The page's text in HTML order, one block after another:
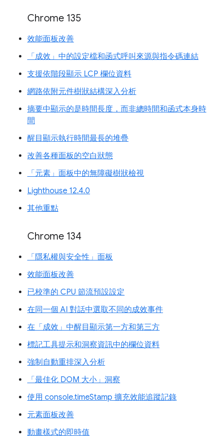
Chrome 135
效能面板改善
「成效」中的設定檔和函式呼叫來源與指令碼連結
支援依階段顯示 LCP 欄位資料
網路依附元件樹狀結構深入分析
摘要中顯示的是時間長度，而非總時間和函式本身時
間
醒目顯示執行時間最長的堆疊
改善各種面板的空白狀態
「元素」面板中的無障礙樹狀檢視
Lighthouse 12.4.0
其他重點
Chrome 134
「隱私權與安全性」面板
效能面板改善
已校準的 CPU 節流預設設定
在同一個 AI 對話中選取不同的成效事件
在「成效」中醒目顯示第一方和第三方
標記工具提示和洞察資訊中的欄位資料
強制自動重排深入分析
「最佳化 DOM 大小」洞察
使用 console.timeStamp 擴充效能追蹤記錄
元素面板改善
動畫樣式的即時值